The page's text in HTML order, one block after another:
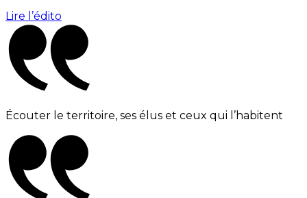
Lire l’édito
Écouter le territoire, ses élus et ceux qui l’habitent